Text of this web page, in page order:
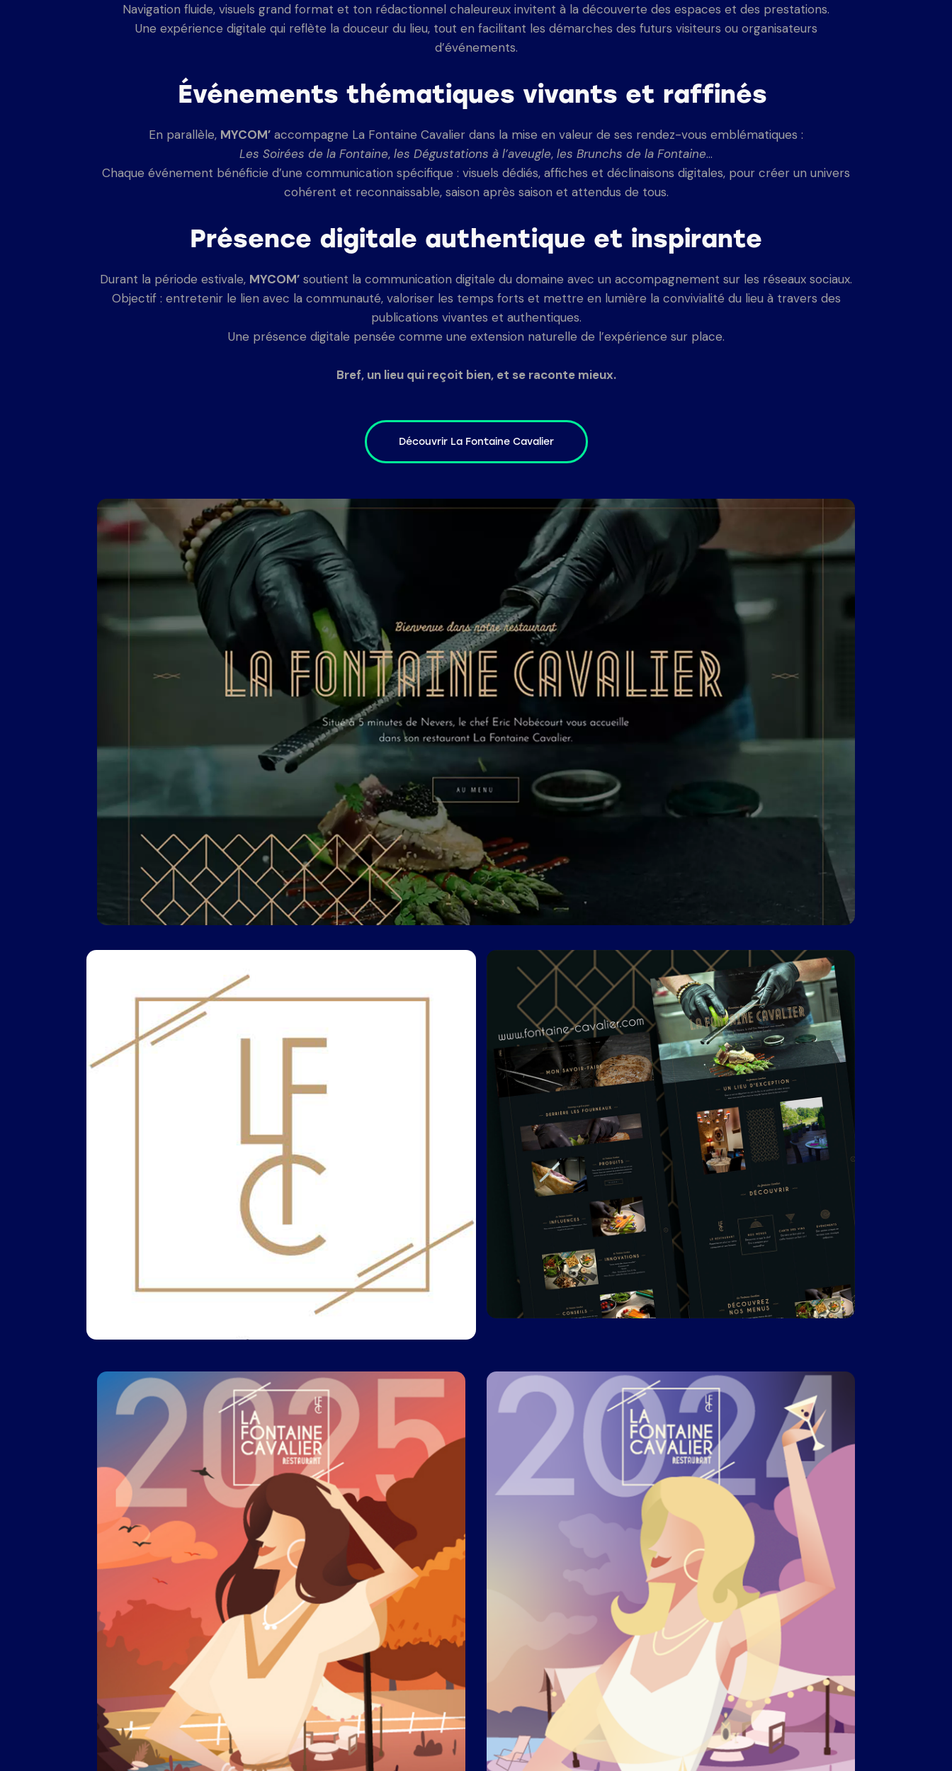
Navigation fluide, visuels grand format et ton rédactionnel chaleureux invitent à la découverte des espaces et des prestations.
Une expérience digitale qui reflète la douceur du lieu, tout en facilitant les démarches des futurs visiteurs ou organisateurs
d’événements.
Événements thématiques vivants et raffinés
En parallèle, MYCOM’ accompagne La Fontaine Cavalier dans la mise en valeur de ses rendez-vous emblématiques :
Les Soirées de la Fontaine, les Dégustations à l’aveugle, les Brunchs de la Fontaine…
Chaque événement bénéficie d’une communication spécifique : visuels dédiés, affiches et déclinaisons digitales, pour créer un univers
cohérent et reconnaissable, saison après saison et attendus de tous.
Présence digitale authentique et inspirante
Durant la période estivale, MYCOM’ soutient la communication digitale du domaine avec un accompagnement sur les réseaux sociaux.
Objectif : entretenir le lien avec la communauté, valoriser les temps forts et mettre en lumière la convivialité du lieu à travers des
publications vivantes et authentiques.
Une présence digitale pensée comme une extension naturelle de l’expérience sur place.
Bref, un lieu qui reçoit bien, et se raconte mieux.
Découvrir La Fontaine Cavalier